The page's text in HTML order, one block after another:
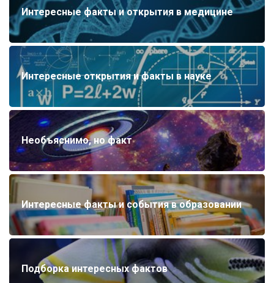
Интересные факты и открытия в медицине
Интересные открытия и факты в науке
Необъяснимо, но факт
Интересные факты и события в образовании
Подборка интересных фактов